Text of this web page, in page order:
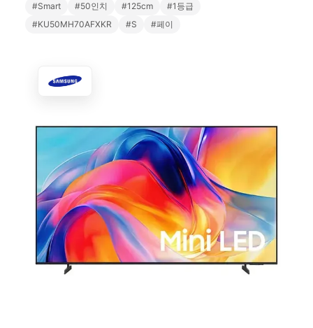
#Smart
#50인치 #125cm
#1등급
#KU50MH70AFXKR
#S #페이